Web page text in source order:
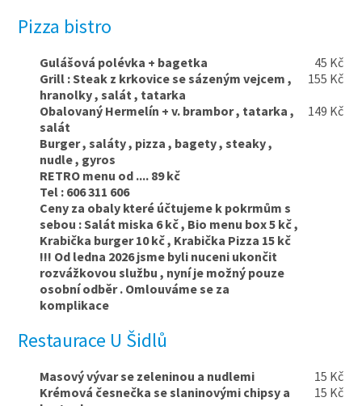
Pizza bistro
Gulášová polévka + bagetka
45 Kč
Grill : Steak z krkovice se sázeným vejcem ,
hranolky , salát , tatarka
155 Kč
Obalovaný Hermelín + v. brambor , tatarka ,
salát
149 Kč
Burger , saláty , pizza , bagety , steaky ,
nudle , gyros
RETRO menu od .... 89 kč
Tel : 606 311 606
Ceny za obaly které účtujeme k pokrmům s
sebou : Salát miska 6 kč , Bio menu box 5 kč ,
Krabička burger 10 kč , Krabička Pizza 15 kč
!!! Od ledna 2026 jsme byli nuceni ukončit
rozvážkovou službu , nyní je možný pouze
osobní odběr . Omlouváme se za
komplikace
Restaurace U Šidlů
Masový vývar se zeleninou a nudlemi
15 Kč
Krémová česnečka se slaninovými chipsy a
15 Kč